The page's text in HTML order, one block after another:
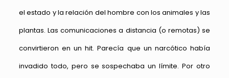
el estado y la relación del hombre con los animales y las
plantas. Las comunicaciones a distancia (o remotas) se
convirtieron en un hit. Parecía que un narcótico había
invadido todo, pero se sospechaba un límite. Por otro